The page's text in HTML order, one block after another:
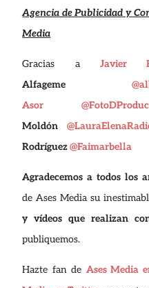
Agencia de Publicidad y
Media
Gracias a Javier
Alfageme
Asor
Moldón
Rodríguez@Faimarbella
Agradecemos a todos los
de Ases Media su
y vídeos que realizan
publiquemos.
Hazte fan de Ases Media